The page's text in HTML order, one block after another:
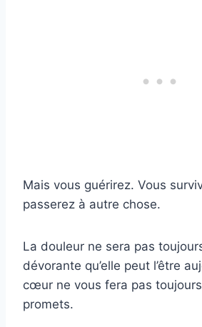
Mais vous guérirez. Vous
passerez à autre chose.
La douleur ne sera pas
dévorante qu’elle peut l’être
cœur ne vous fera pas
promets.